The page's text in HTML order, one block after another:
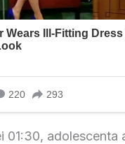
01:30, adolescenta